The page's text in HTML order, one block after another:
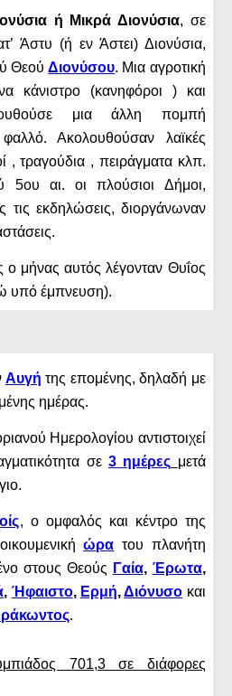
ή Μικρά Διονύσια, σε
Άστυ (ή εν Άστει) Διονύσια,
ΘεούΔιονύσου. Μια αγροτική
κάνιστρο (κανηφόροι ) και
μια άλλη πομπή
Ακολουθούσαν λαϊκές
, τραγούδια , πειράγματα κλπ.
αι. οι πλούσιοι Δήμοι,
τις εκδηλώσεις, διοργάνωναν
ο μήνας αυτός λέγονταν Θυΐος
υπό έμπνευση).
Αυγή της επομένης, δηλαδή με
ημέρας.
Ημερολογίου αντιστοιχεί
σε 3 ημέρες μετά
, ο ομφαλός και κέντρο της
ώρα του πλανήτη
στους Θεούς Γαία, Έρωτα,
, Ήφαιστο, Ερμή,Διόνυσο και
.
701,3 σε διάφορες